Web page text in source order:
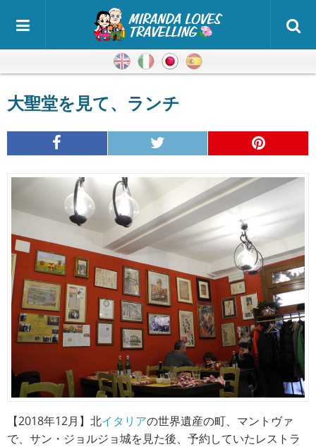
英語 イタリア語
日本語
大聖堂を見て、ランチ
【2018年12月】北イタリアの世界遺産の町、マントヴァ
で、サン・ジョルジョ城を見た後、予約していたレストラ